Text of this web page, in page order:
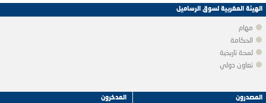
الهيئة المغربية لسوق الرساميل
مهام
الحكامة
لمحة تاريخية
تعاون دولي
المدخرون المصدرون